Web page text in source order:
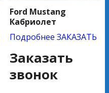
Ford Mustang
Кабриолет
Подробнее ЗАКАЗАТЬ
Заказать
звонок